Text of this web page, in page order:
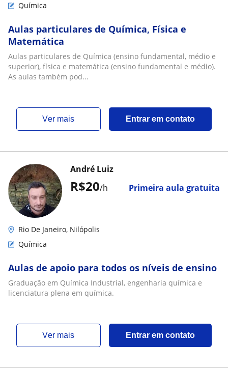
Química
Aulas particulares de Química, Física e
Matemática
Aulas particulares de Química (ensino fundamental, médio e
superior), física e matemática (ensino fundamental e médio).
As aulas também pod...
ver mais Entrar em contato
R$20/h Primeira aula gratuita
André Luiz
Rio De Janeiro, Nilópolis
Química
Aulas de apoio para todos os níveis de ensino
Graduação em Química Industrial, engenharia química e
licenciatura plena em química.
ver mais Entrar em contato